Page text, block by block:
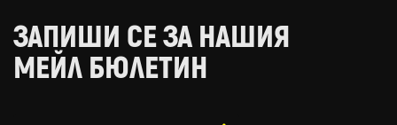
ЗАПИШИ СЕ ЗА НАШИЯ
МЕЙЛ БЮЛЕТИН